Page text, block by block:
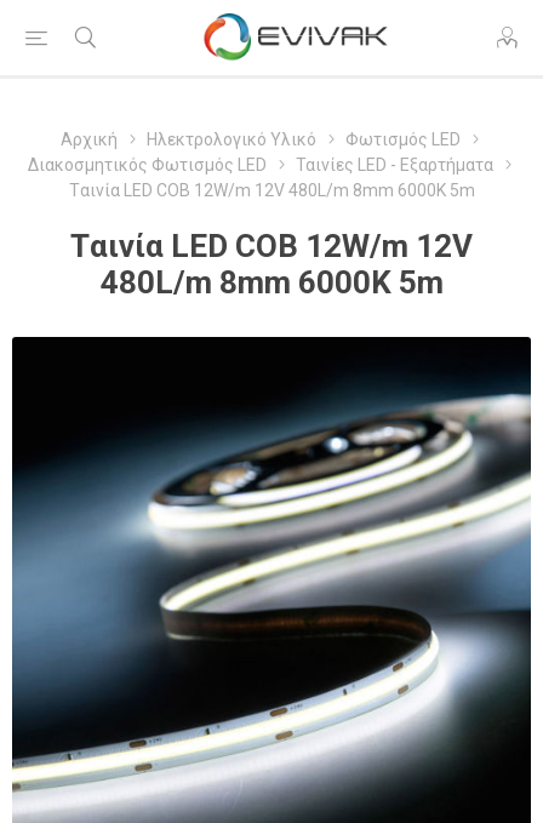
Αρχική Ηλεκτρολογικό Υλικό
Φωτισμός LED
Διακοσμητικός Φωτισμός LED
Ταινίες LED - Εξαρτήματα
Tαινία LED COB 12W/m 12V 480L/m 8mm 6000K 5m
Tαινία LED COB 12W/m 12V
480L/m 8mm 6000K 5m